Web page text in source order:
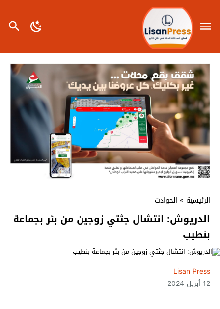
الرئيسية » الحوادث
الدريوش: انتشال جثتي زوجين من بئر بجماعة
بنطيب
Lisan Press
12 أبريل 2024